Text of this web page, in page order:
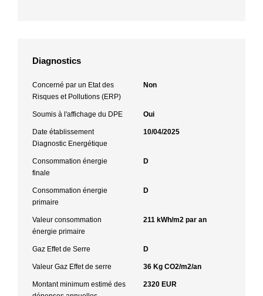
Diagnostics
Concerné par un Etat des
Risques et Pollutions (ERP)
Non
Soumis à l'affichage du DPE Oui
Date établissement
Diagnostic Energétique
10/04/2025
Consommation énergie
finale
D
Consommation énergie
primaire
D
Valeur consommation
énergie primaire
211 kWh/m2 par an
Gaz Effet de Serre D
Valeur Gaz Effet de serre 36 Kg CO2/m2/an
Montant minimum estimé des
2320 EUR